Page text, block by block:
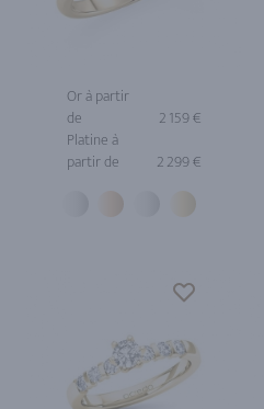
Or à partir
de
2 159 €
Platine à
partir de
2 299 €